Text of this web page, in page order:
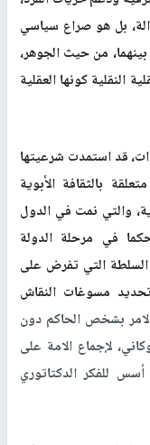
بل هو صراع سياسي
من حيث الجوهر،
النقلية كونها العقلية
قد استمدت شرعيتها
بالثقافة الأبوية
والتي نمت في الدول
في مرحلة الدولة
السلطة التي تفرض على
تحديد مسوغات النقاش
بشخص الحاكم دون
لإجماع الامة على
للفكر الدكتاتوري